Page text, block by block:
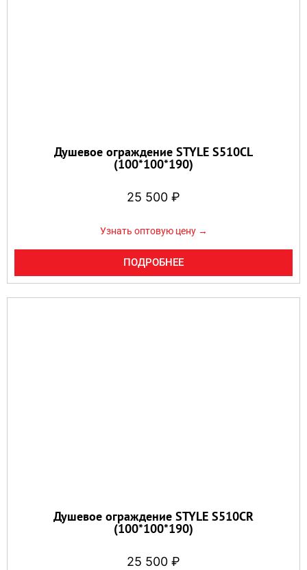
Душевое ограждение STYLE S510CL
(100*100*190)
25 500 ₽
Узнать оптовую цену →
ПОДРОБНЕЕ
Душевое ограждение STYLE S510CR
(100*100*190)
25 500 ₽